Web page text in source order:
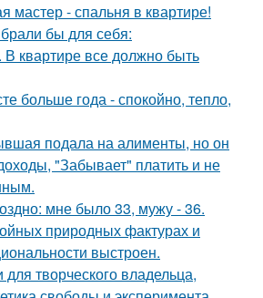
мастер - спальня в квартире!
бы для себя:
квартире все должно быть
больше года - спокойно, тепло,
подала на алименты, но он
"Забывает" платить и не
мне было 33, мужу - 36.
природных фактурах и
выстроен.
творческого владельца,